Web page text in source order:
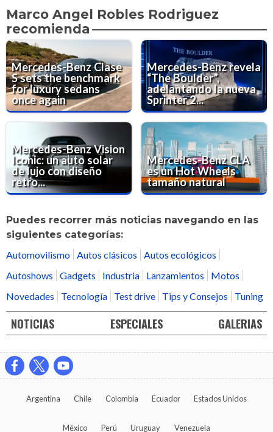
Marco Angel Robles Rodriguez
recomienda
Mercedes-Benz Clase
S sets the benchmark
for luxury sedans
once again
Mercedes-Benz revela
“The Boulder”,
adelantando la nueva
Sprinter 2...
Mercedes-Benz Vision
Iconic: un auto solar
de lujo con diseño
retro...
Mercedes-Benz CLA
es un Hot Wheels
tamaño natural
Puedes recorrer más noticias navegando en las
siguientes categorías:
Automovilismo Autos clásicos
Autos ecológicos
Autoshows
Gadgets Industria Lanzamientos
Motos
Novedades
Tecnología Test drive Tips y Consejos Tuning
NOTICIAS ESPECIALES GALERIAS
Argentina Chile Colombia Ecuador Estados Unidos
México Perú Uruguay Venezuela